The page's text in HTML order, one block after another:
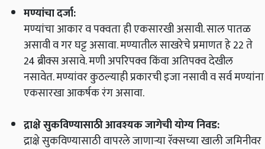
मण्यांचा दर्जा:
मण्यांचा आकार व पक्वता ही एकसारखी असावी. साल पातळ
असावी व गर घट्ट असावा. मण्यातील साखरेचे प्रमाणत हे 22 ते
24 ब्रीक्स असावे. मणी अपरिपक्व किंवा अतिपक्व देखील
नसावेत. मण्यांवर कुठल्याही प्रकारची इजा नसावी व सर्व मण्यांना
एकसारखा आकर्षक रंग असावा.
द्राक्षे सुकविण्यासाठी आवश्यक जागेची योग्य निवड:
द्राक्षे सुकविण्यासाठी वापरले जाणार्‍या रॅक्सच्या खाली जमिनीवर